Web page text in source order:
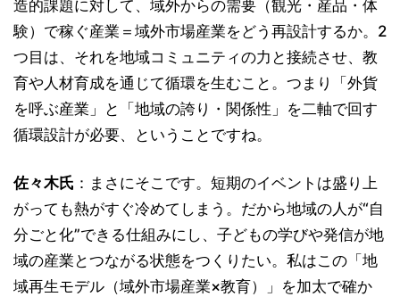
造的課題に対して、域外からの需要（観光・産品・体
験）で稼ぐ産業＝域外市場産業をどう再設計するか。2
つ目は、それを地域コミュニティの力と接続させ、教
育や人材育成を通じて循環を生むこと。つまり「外貨
を呼ぶ産業」と「地域の誇り・関係性」を二軸で回す
循環設計が必要、ということですね。
佐々木氏 ：まさにそこです。短期のイベントは盛り上
がっても熱がすぐ冷めてしまう。だから地域の人が“自
分ごと化”できる仕組みにし、子どもの学びや発信が地
域の産業とつながる状態をつくりたい。私はこの「地
域再生モデル（域外市場産業×教育）」を加太で確か